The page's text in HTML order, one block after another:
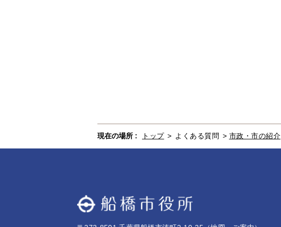
現在の場所 : トップ > よくある質問 > 市政・市の紹介